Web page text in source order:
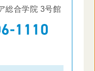
総合学院 3号館